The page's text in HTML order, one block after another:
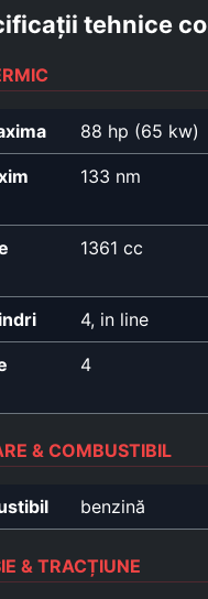
tehnice
88 hp (65 kw)
133 nm
1361 cc
4, in line
4
& COMBUSTIBIL
benzină
& TRACȚIUNE